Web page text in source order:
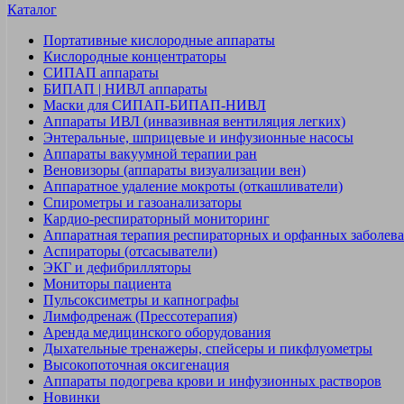
Каталог
Портативные кислородные аппараты
Кислородные концентраторы
СИПАП аппараты
БИПАП | НИВЛ аппараты
Маски для СИПАП-БИПАП-НИВЛ
Аппараты ИВЛ (инвазивная вентиляция легких)
Энтеральные, шприцевые и инфузионные насосы
Аппараты вакуумной терапии ран
Веновизоры (аппараты визуализации вен)
Аппаратное удаление мокроты (откашливатели)
Спирометры и газоанализаторы
Кардио-респираторный мониторинг
Аппаратная терапия респираторных и орфанных
Аспираторы (отсасыватели)
ЭКГ и дефибрилляторы
Мониторы пациента
Пульсоксиметры и капнографы
Лимфодренаж (Прессотерапия)
Аренда медицинского оборудования
Дыхательные тренажеры, спейсеры и пикфлуометры
Высокопоточная оксигенация
Аппараты подогрева крови и инфузионных растворов
Новинки